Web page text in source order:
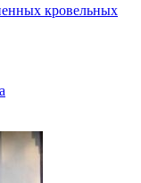
кровельных